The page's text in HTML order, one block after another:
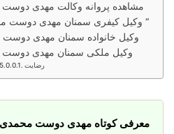
مشاهده پروانه وکالت مهدی
” وکیل کیفری سمنان مهدی دوست محمدی “
وکیل خانواده سمنان مهدی
وکیل ملکی سمنان مهدی
رضایت
معرفی کوتاه مهدی دوست